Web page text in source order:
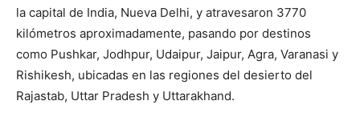
la capital de India, Nueva Delhi, y atravesaron 3770
kilómetros aproximadamente, pasando por destinos
como Pushkar, Jodhpur, Udaipur, Jaipur, Agra, Varanasi y
Rishikesh, ubicadas en las regiones del desierto del
Rajastab, Uttar Pradesh y Uttarakhand.